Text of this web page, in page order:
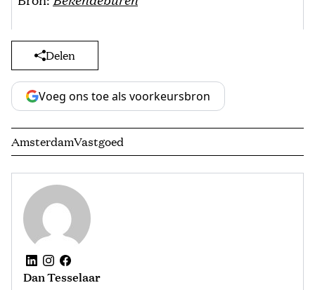
Delen
Voeg ons toe als voorkeursbron
AmsterdamVastgoed
Dan Tesselaar